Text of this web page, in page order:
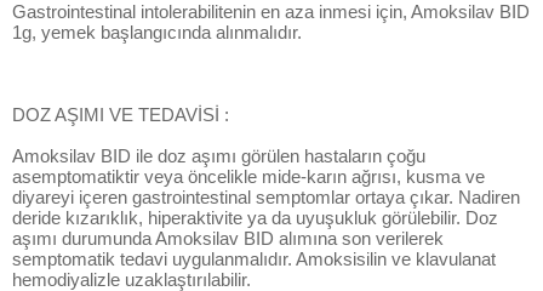
Gastrointestinal intolerabilitenin en aza inmesi için, Amoksilav BID
1g, yemek başlangıcında alınmalıdır.
DOZ AŞIMI VE TEDAVİSİ :
Amoksilav BID ile doz aşımı görülen hastaların çoğu
asemptomatiktir veya öncelikle mide-karın ağrısı, kusma ve
diyareyi içeren gastrointestinal semptomlar ortaya çıkar. Nadiren
deride kızarıklık, hiperaktivite ya da uyuşukluk görülebilir. Doz
aşımı durumunda Amoksilav BID alımına son verilerek
semptomatik tedavi uygulanmalıdır. Amoksisilin ve klavulanat
hemodiyalizle uzaklaştırılabilir.